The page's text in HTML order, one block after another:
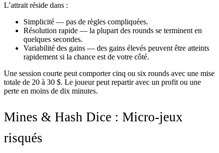
L’attrait réside dans :
Simplicité — pas de règles compliquées.
Résolution rapide — la plupart des rounds se terminent en
quelques secondes.
Variabilité des gains — des gains élevés peuvent être atteints
rapidement si la chance est de votre côté.
Une session courte peut comporter cinq ou six rounds avec une mise
totale de 20 à 30 $. Le joueur peut repartir avec un profit ou une
perte en moins de dix minutes.
Mines & Hash Dice : Micro-jeux
risqués